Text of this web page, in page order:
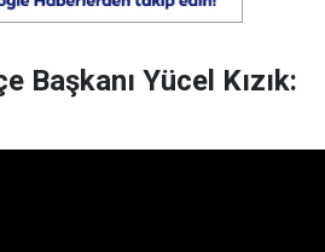
Başkanı Yücel Kızık: